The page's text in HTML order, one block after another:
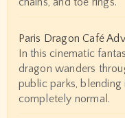
Paris Dragon Café
In this cinematic
dragon wanders
public parks, blending
completely normal.